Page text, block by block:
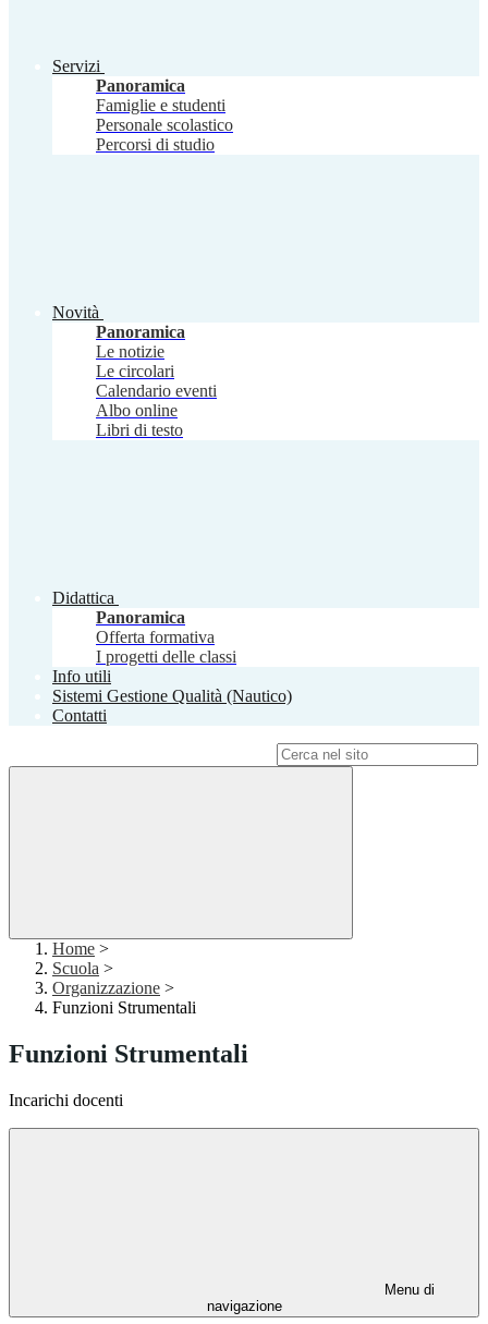
Servizi
Panoramica
Famiglie e studenti
Personale scolastico
Percorsi di studio
Novità
Panoramica
Le notizie
Le circolari
Calendario eventi
Albo online
Libri di testo
Didattica
Panoramica
Offerta formativa
I progetti delle classi
Info utili
Sistemi Gestione Qualità (Nautico)
Contatti
Home >
Scuola >
Organizzazione >
Funzioni Strumentali
Funzioni Strumentali
Incarichi docenti
Menu di
navigazione